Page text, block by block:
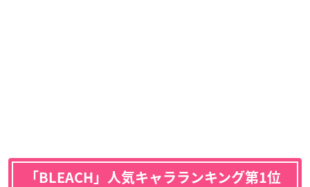
「BLEACH」人気キャラランキング第1位